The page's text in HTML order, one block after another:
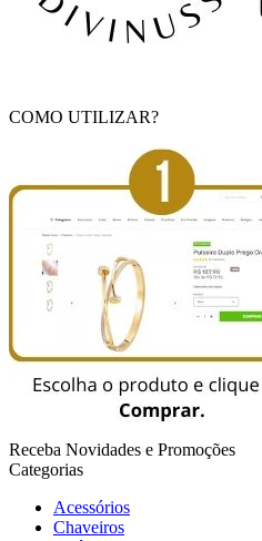
COMO UTILIZAR?
Receba Novidades e Promoções
Categorias
Acessórios
Chaveiros